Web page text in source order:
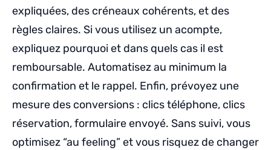
expliquées, des créneaux cohérents, et des
règles claires. Si vous utilisez un acompte,
expliquez pourquoi et dans quels cas il est
remboursable. Automatisez au minimum la
confirmation et le rappel. Enfin, prévoyez une
mesure des conversions : clics téléphone, clics
réservation, formulaire envoyé. Sans suivi, vous
optimisez “au feeling” et vous risquez de changer